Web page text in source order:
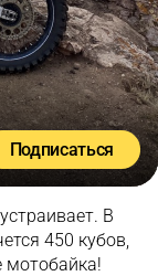
Подписаться
В
450 кубов,
мотобайка!